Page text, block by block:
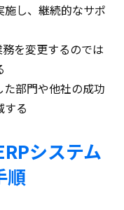
し、継続的なサポ
を変更するのでは
た部門や他社の成功
する
システム
順